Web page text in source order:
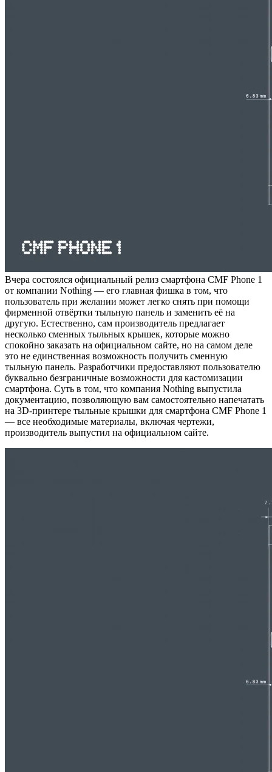
Вчера состоялся официальный релиз смартфона CMF Phone 1
от компании Nothing — его главная фишка в том, что
пользователь при желании может легко снять при помощи
фирменной отвёртки тыльную панель и заменить её на
другую. Естественно, сам производитель предлагает
несколько сменных тыльных крышек, которые можно
спокойно заказать на официальном сайте, но на самом деле
это не единственная возможность получить сменную
тыльную панель. Разработчики предоставляют пользователю
буквально безграничные возможности для кастомизации
смартфона. Суть в том, что компания Nothing выпустила
документацию, позволяющую вам самостоятельно напечатать
на 3D-принтере тыльные крышки для смартфона CMF Phone 1
— все необходимые материалы, включая чертежи,
производитель выпустил на официальном сайте.